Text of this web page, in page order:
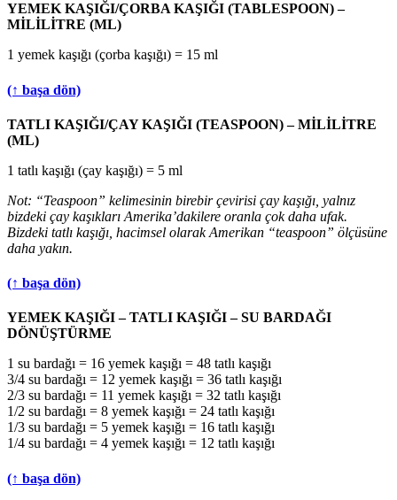
YEMEK KAŞIĞI/ÇORBA KAŞIĞI (TABLESPOON) –
MİLİLİTRE (ML)
1 yemek kaşığı (çorba kaşığı) = 15 ml
(↑ başa dön)
TATLI KAŞIĞI/ÇAY KAŞIĞI (TEASPOON) – MİLİLİTRE
(ML)
1 tatlı kaşığı (çay kaşığı) = 5 ml
Not: “Teaspoon” kelimesinin birebir çevirisi çay kaşığı, yalnız
bizdeki çay kaşıkları Amerika’dakilere oranla çok daha ufak.
Bizdeki tatlı kaşığı, hacimsel olarak Amerikan “teaspoon” ölçüsüne
daha yakın.
(↑ başa dön)
YEMEK KAŞIĞI – TATLI KAŞIĞI – SU BARDAĞI
DÖNÜŞTÜRME
1 su bardağı = 16 yemek kaşığı = 48 tatlı kaşığı
3/4 su bardağı = 12 yemek kaşığı = 36 tatlı kaşığı
2/3 su bardağı = 11 yemek kaşığı = 32 tatlı kaşığı
1/2 su bardağı = 8 yemek kaşığı = 24 tatlı kaşığı
1/3 su bardağı = 5 yemek kaşığı = 16 tatlı kaşığı
1/4 su bardağı = 4 yemek kaşığı = 12 tatlı kaşığı
(↑ başa dön)